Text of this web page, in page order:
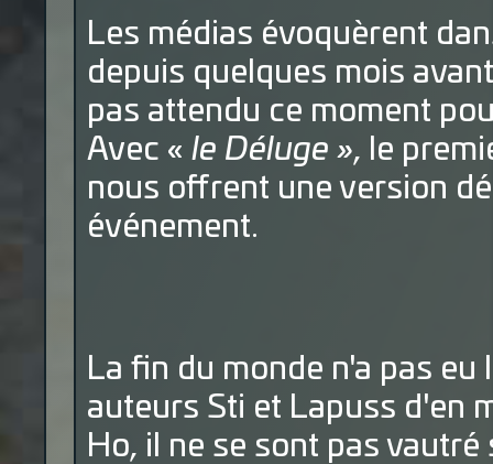
Les médias évoquèrent
depuis quelques mois
pas attendu ce moment
Avec « le Déluge », le
nous offrent une version
événement.
La fin du monde n'a pas eu
auteurs Sti et Lapuss d'en
Ho, il ne se sont pas